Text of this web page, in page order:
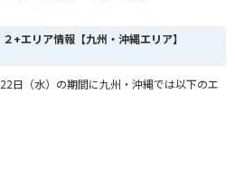
+エリア情報【九州・沖縄エリア】
日（水） の期間に九州・沖縄では以下のエ